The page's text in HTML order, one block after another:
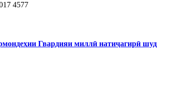
4577
Гвардияи миллӣ натиҷагирӣ шуд